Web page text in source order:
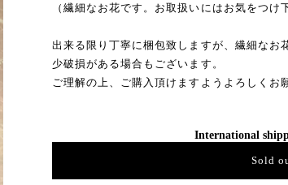
（繊細なお花です。お取扱いにはお気をつけ
出来る限り丁寧に梱包致しますが、繊細なお
少破損がある場合もございます。
ご理解の上、ご購入頂けますようよろしくお
International
Sold